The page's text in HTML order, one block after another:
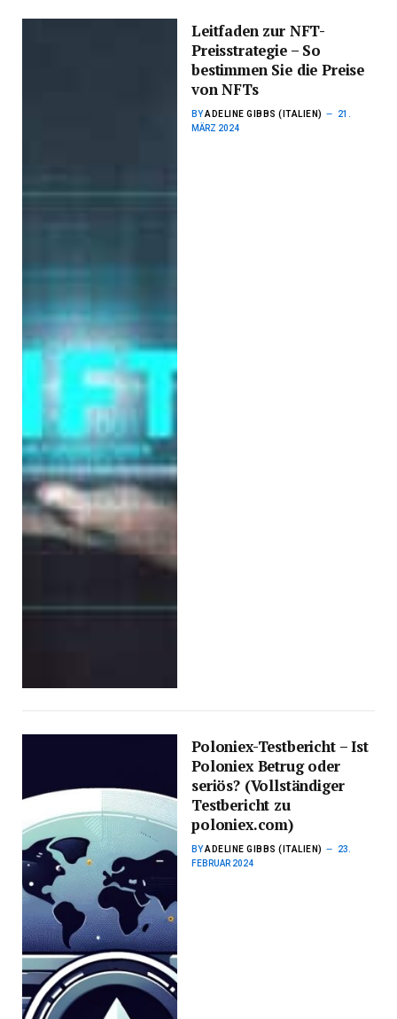
Leitfaden zur NFT-
Preisstrategie – So
bestimmen Sie die Preise
von NFTs
BYADELINE GIBBS (ITALIEN)
21.
MÄRZ 2024
Poloniex-Testbericht – Ist
Poloniex Betrug oder
seriös? (Vollständiger
Testbericht zu
poloniex.com)
BYADELINE GIBBS (ITALIEN)
23.
FEBRUAR 2024